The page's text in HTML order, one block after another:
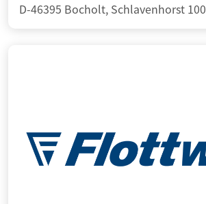
D-46395 Bocholt, Schlavenhorst 100